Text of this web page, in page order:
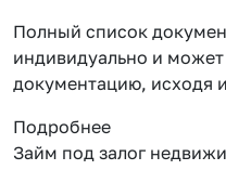
Полный список
индивидуально и
документацию, исходя
Подробнее
Займ под залог